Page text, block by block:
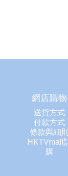
網店購物
送貨方式
付款方式
條款與細則
HKTVmall
購